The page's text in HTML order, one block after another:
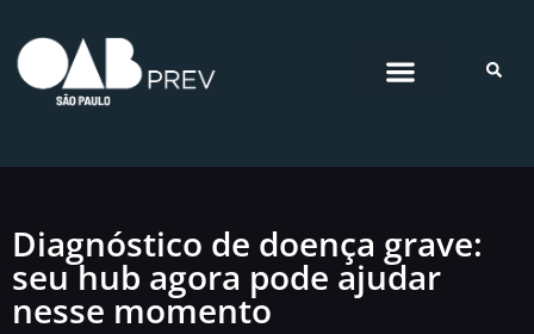
Pular
para
Diagnóstico de doença grave:
seu hub agora pode ajudar
nesse momento